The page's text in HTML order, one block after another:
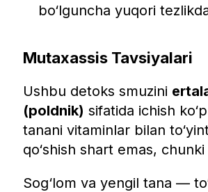
bo‘lguncha yuqori
Mutaxassis Tavsiyalari
Ushbu detoks smuzini
(poldnik) sifatida ichish
tanani vitaminlar bilan
qo‘shish shart emas,
Sog‘lom va yengil tana —